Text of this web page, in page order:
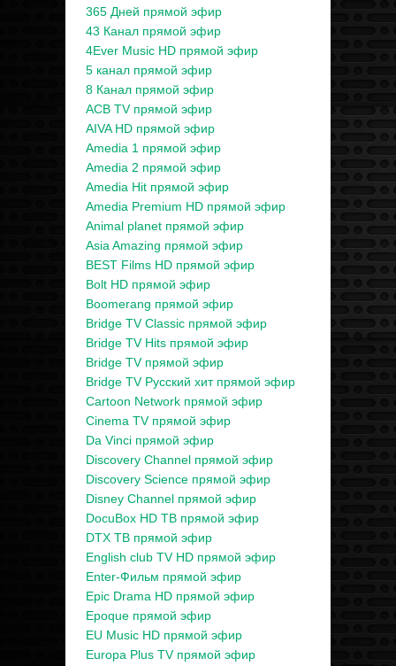
365 Дней прямой эфир
43 Канал прямой эфир
4Ever Music HD прямой эфир
5 канал прямой эфир
8 Канал прямой эфир
ACB TV прямой эфир
AIVA HD прямой эфир
Amedia 1 прямой эфир
Amedia 2 прямой эфир
Amedia Hit прямой эфир
Amedia Premium HD прямой эфир
Animal planet прямой эфир
Asia Amazing прямой эфир
BEST Films HD прямой эфир
Bolt HD прямой эфир
Boomerang прямой эфир
Bridge TV Classic прямой эфир
Bridge TV Hits прямой эфир
Bridge TV прямой эфир
Bridge TV Русский хит прямой эфир
Cartoon Network прямой эфир
Cinema TV прямой эфир
Da Vinci прямой эфир
Discovery Channel прямой эфир
Discovery Science прямой эфир
Disney Channel прямой эфир
DocuBox HD ТВ прямой эфир
DTX ТВ прямой эфир
English club TV HD прямой эфир
Enter-Фильм прямой эфир
Epic Drama HD прямой эфир
Epoque прямой эфир
EU Music HD прямой эфир
Europa Plus TV прямой эфир